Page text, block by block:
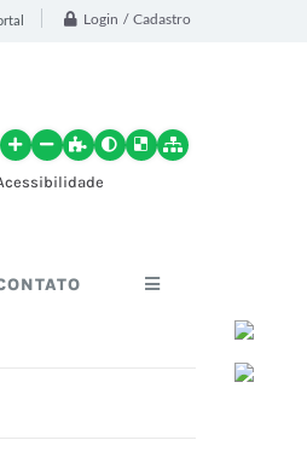
Login / Cadastro